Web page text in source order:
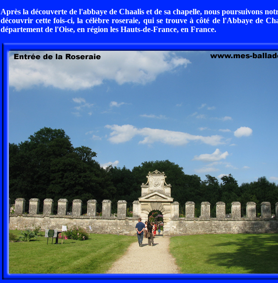
Après la découverte de l'abbaye de Chaalis et de sa chapelle, nous poursuivons
découvrir cette fois-ci, la célèbre roseraie, qui se trouve à côté de l'Abbaye de
département de l'Oise, en région les Hauts-de-France, en France.